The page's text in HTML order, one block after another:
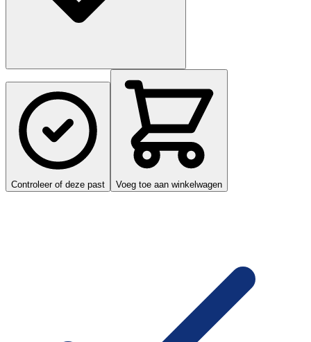
Controleer of deze past Voeg toe aan winkelwagen